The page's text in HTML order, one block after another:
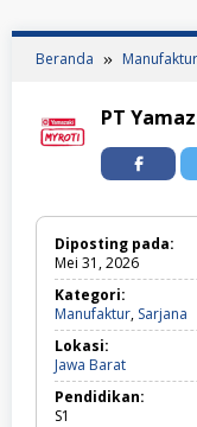
Beranda Manufaktur
PT
Diposting pada:
Mei 31, 2026
Kategori:
Manufaktur, Sarjana
Lokasi:
Jawa BaratJawa
Barat
Pendidikan:
S1